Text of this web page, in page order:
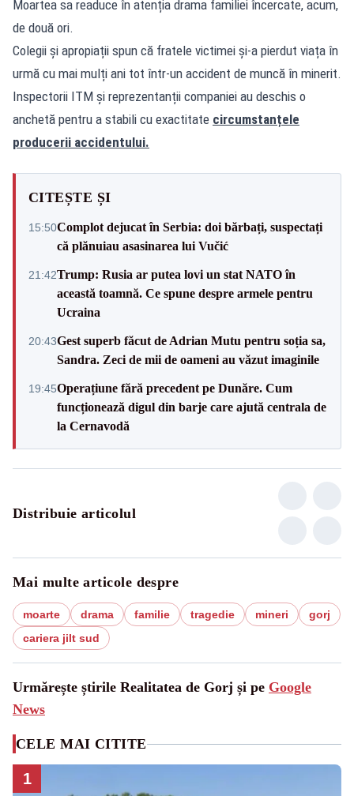
Moartea sa readuce în atenția drama familiei încercate, acum,
de două ori.
Colegii și apropiații spun că fratele victimei și-a pierdut viața în
urmă cu mai mulți ani tot într-un accident de muncă în minerit.
Inspectorii ITM și reprezentanții companiei au deschis o
anchetă pentru a stabili cu exactitate circumstanțele
producerii accidentului.
CITEȘTE ȘI
15:50Complot dejucat în Serbia: doi bărbați, suspectați
că plănuiau asasinarea lui Vučić
21:42Trump: Rusia ar putea lovi un stat NATO în
această toamnă. Ce spune despre armele pentru
Ucraina
20:43Gest superb făcut de Adrian Mutu pentru soția sa,
Sandra. Zeci de mii de oameni au văzut imaginile
19:45Operațiune fără precedent pe Dunăre. Cum
funcționează digul din barje care ajută centrala de
la Cernavodă
Distribuie articolul
Mai multe articole despre
moarte drama familie tragedie mineri
gorj
cariera jilt sud
Urmărește știrile Realitatea de Gorj și pe Google
News
CELE MAI CITITE
1